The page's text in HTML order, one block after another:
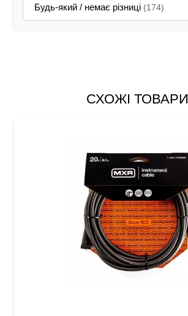
Будь-який / немає різниці (174)
СХОЖІ ТОВАРИ